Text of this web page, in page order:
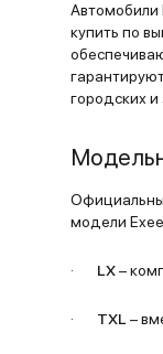
Расход
нужен
Автомобили
купить по
городских
модели
· LX–
· TXL –